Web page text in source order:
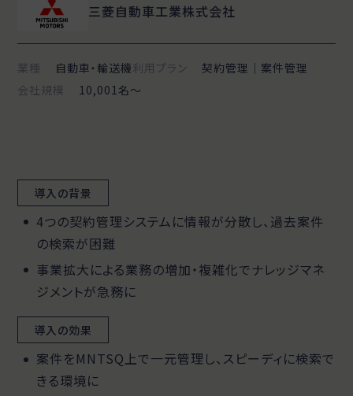
三菱自動車工業株式会社
業種 自動車・輸送機 利用プラン
契約管理｜案件管理
会社規模
10,001名〜
導入の背景
4つの契約管理システムに情報が分散し、過去案件
の検索が困難
事業拡大による業務の増加・複雑化でナレッジマネ
ジメントが急務に
導入の効果
案件をMNTSQ上で一元管理し、スピーディに検索で
きる環境に